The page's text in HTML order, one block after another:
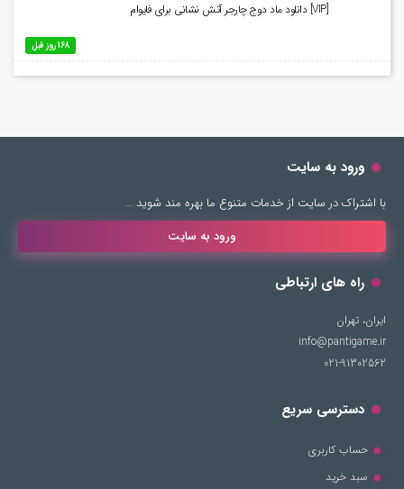
[VIP] دانلود ماد دوج چارجر آتش نشانی برای فایوام
168 روز قبل
ورود به سایت
با اشتراک در سایت از خدمات متنوع ما بهره مند شوید …
ورود به سایت
راه های ارتباطی
ایران، تهران
info@pantigame.ir
021-91302562
دسترسی سریع
حساب کاربری
سبد خرید